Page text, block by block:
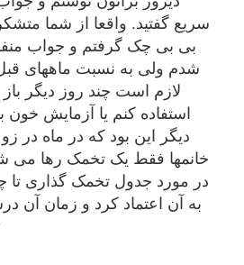
سریع گفتید. واقعا از شما
بی بی چک گرفتم و جواب
شدم ولی به نسبت ماههای قبل
لازم است چند روز دیگر
استفاده کنم یا آزمایش
دیگر این بود که در ماه در
خانمها فقط یک تخمک رها می
در مورد جدول تخمک گذاری
به آن اعتماد کرد و زمان آن